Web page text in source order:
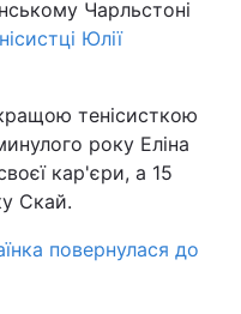
Чарльстоні
Юлії
тенісисткою
року Еліна
кар'єри, а 15
Скай.
повернулася до